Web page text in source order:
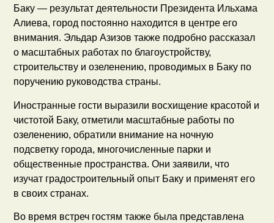
Баку — результат деятельности Президента Ильхама
Алиева, город постоянно находится в центре его
внимания. Эльдар Азизов также подробно рассказал
о масштабных работах по благоустройству,
строительству и озеленению, проводимых в Баку по
поручению руководства страны.
Иностранные гости выразили восхищение красотой и
чистотой Баку, отметили масштабные работы по
озеленению, обратили внимание на ночную
подсветку города, многочисленные парки и
общественные пространства. Они заявили, что
изучат градостроительный опыт Баку и применят его
в своих странах.
Во время встреч гостям также была представлена